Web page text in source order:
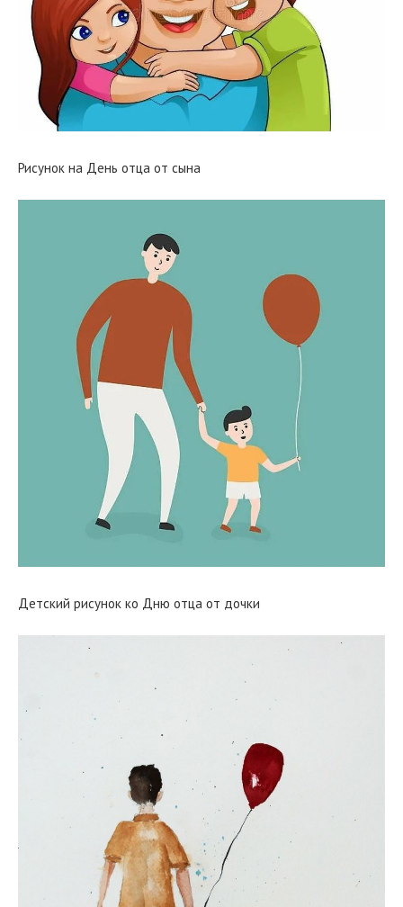
Рисунок на День отца от сына
Детский рисунок ко Дню отца от дочки